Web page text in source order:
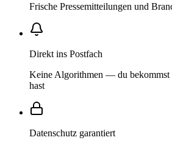
Frische Pressemitteilungen und
Direkt ins Postfach
Keine Algorithmen — du bekommst
hast
Datenschutz garantiert